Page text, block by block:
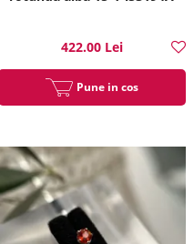
422.00 Lei
Pune in cos